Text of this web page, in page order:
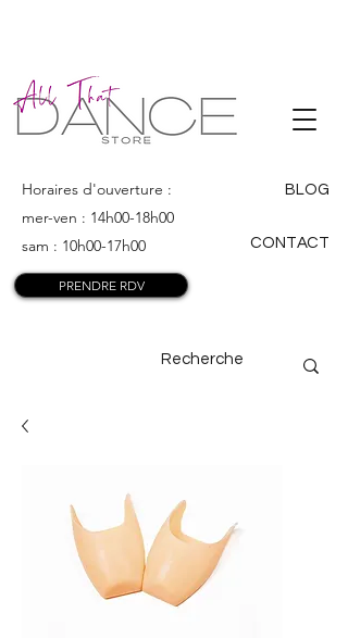
ALL THAT
DANCE
Horaires d'ouverture :
mer-ven : 14h00-18h00
sam : 10h00-17h00
BLOG
CONTACT
PRENDRE RDV